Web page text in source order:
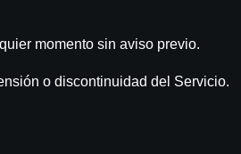
momento sin aviso previo.
o discontinuidad del Servicio.